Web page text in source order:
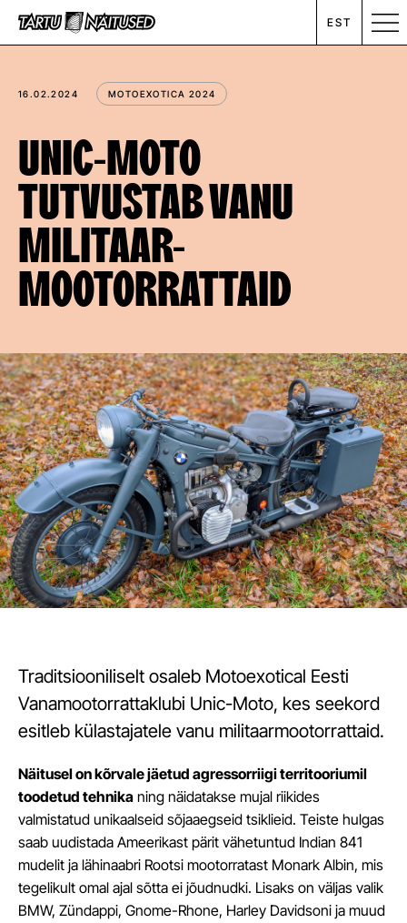
MESSIKALENDER
RENT
ETTEVÕTTEST
UUDISED
KONTAKT
EST
16.02.2024 MOTOEXOTICA 2024
UNIC-MOTO
TUTVUSTAB VANU
MILITAAR-
MOOTORRATTAID
Traditsiooniliselt osaleb Motoexotical Eesti
Vanamootorrattaklubi Unic-Moto, kes seekord
esitleb külastajatele vanu militaarmootorrattaid.
Näitusel on kõrvale jäetud agressorriigi territooriumil
toodetud tehnika ning näidatakse mujal riikides
valmistatud unikaalseid sõjaaegseid tsiklieid. Teiste hulgas
saab uudistada Ameerikast pärit vähetuntud Indian 841
mudelit ja lähinaabri Rootsi mootorratast Monark Albin, mis
tegelikult omal ajal sõtta ei jõudnudki. Lisaks on väljas valik
BMW, Zündappi, Gnome-Rhone, Harley Davidsoni ja muud